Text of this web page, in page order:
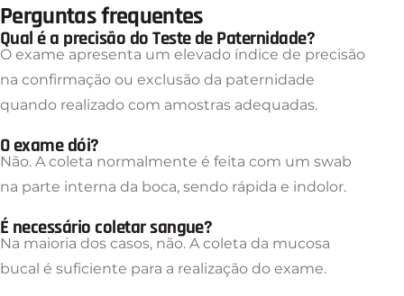
Perguntas frequentes
Qual é a precisão do Teste de Paternidade?
O exame apresenta um elevado índice de precisão
na confirmação ou exclusão da paternidade
quando realizado com amostras adequadas.
O exame dói?
Não. A coleta normalmente é feita com um swab
na parte interna da boca, sendo rápida e indolor.
É necessário coletar sangue?
Na maioria dos casos, não. A coleta da mucosa
bucal é suficiente para a realização do exame.